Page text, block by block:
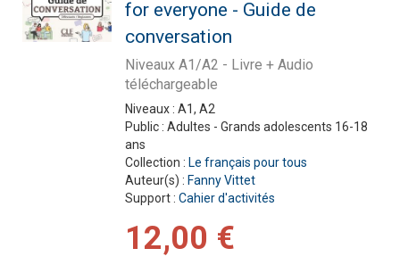
for everyone - Guide de
conversation
Niveaux A1/A2 - Livre + Audio
téléchargeable
Niveaux : A1, A2
Public : Adultes - Grands adolescents 16-18
ans
Collection : Le français pour tous
Auteur(s) : Fanny Vittet
Support : Cahier d'activités
12,00 €